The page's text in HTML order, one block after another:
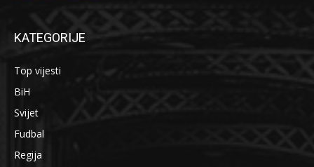
KATEGORIJE
Top vijesti
BiH
Svijet
Fudbal
Regija